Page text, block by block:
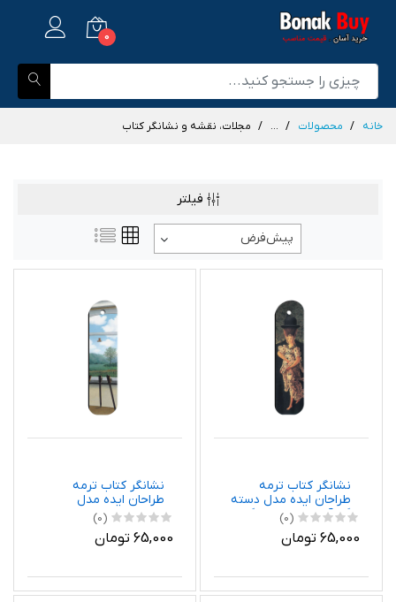
0
خانه محصولات ... مجلات، نقشه و نشانگر کتاب
فیلتر
پیش‌فرض
نشانگر کتاب ترمه
طراحان ایده مدل دسته
گل آماده شده از ماگریت
(0)
65,000 تومان
نشانگر کتاب ترمه
طراحان ایده مدل
وضعیت انسان از
ماگریت کد art0426
(0)
65,000 تومان